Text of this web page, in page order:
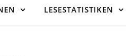
LESESTATISTIKEN